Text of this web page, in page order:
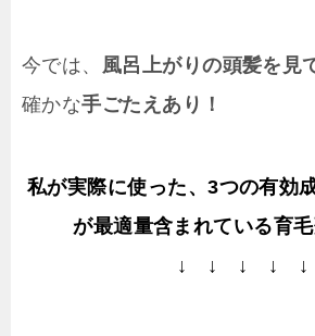
今では、 風呂上がりの頭髪を見
確かな手ごたえあり！
私が実際に使った、3つの有効
が最適量含まれている育
↓ ↓ ↓ ↓ ↓